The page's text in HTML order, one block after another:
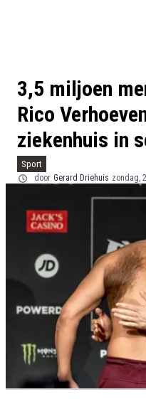
3,5 miljoen
Rico
ziekenhuis in
Sport
door Gerard Driehuis zondag,